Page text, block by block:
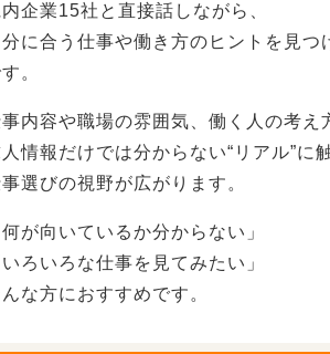
企業15社と直接話しながら、
分に合う仕事や働き方のヒントを見つ
。
内容や職場の雰囲気、働く人の考え
情報だけでは分からない“リアル”に
選びの視野が広がります。
何が向いているか分からない」
いろいろな仕事を見てみたい」
な方におすすめです。